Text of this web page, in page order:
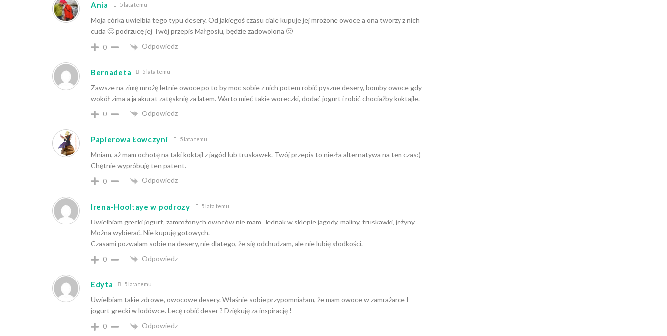
Ania 5 lata temu
Moja córka uwielbia tego typu desery. Od jakiegoś czasu ciale kupuje jej mrożone owoce a ona tworzy z nich
cuda 🙂 podrzucę jej Twój przepis Małgosiu, będzie zadowolona 🙂
0
Odpowiedz
Bernadeta 5 lata temu
Zawsze na zimę mrożę letnie owoce po to by moc sobie z nich potem robić pyszne desery, bomby owoce gdy
wokół zima a ja akurat zatęsknię za latem. Warto mieć takie woreczki, dodać jogurt i robić chociażby koktajle.
0
Odpowiedz
Papierowa Łowczyni 5 lata temu
Mniam, aż mam ochotę na taki koktajl z jagód lub truskawek. Twój przepis to niezła alternatywa na ten czas:)
Chętnie wypróbuję ten patent.
0
Odpowiedz
Irena-Hooltaye w podrozy 5 lata temu
Uwielbiam grecki jogurt, zamrożonych owoców nie mam. Jednak w sklepie jagody, maliny, truskawki, jeżyny.
Można wybierać. Nie kupuję gotowych.
Czasami pozwalam sobie na desery, nie dlatego, że się odchudzam, ale nie lubię słodkości.
0
Odpowiedz
Edyta 5 lata temu
Uwielbiam takie zdrowe, owocowe desery. Właśnie sobie przypomniałam, że mam owoce w zamrażarce I
jogurt grecki w lodówce. Lecę robić deser ? Dziękuję za inspirację !
0
Odpowiedz